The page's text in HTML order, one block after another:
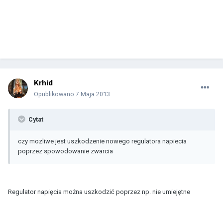
Krhid
Opublikowano 7 Maja 2013
Cytat
czy mozliwe jest uszkodzenie nowego regulatora napiecia
poprzez spowodowanie zwarcia
Regulator napięcia można uszkodzić poprzez np. nie umiejętne